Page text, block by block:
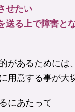
せたい
送る上で障害と
があるためには、
用意する事が大
にあたって